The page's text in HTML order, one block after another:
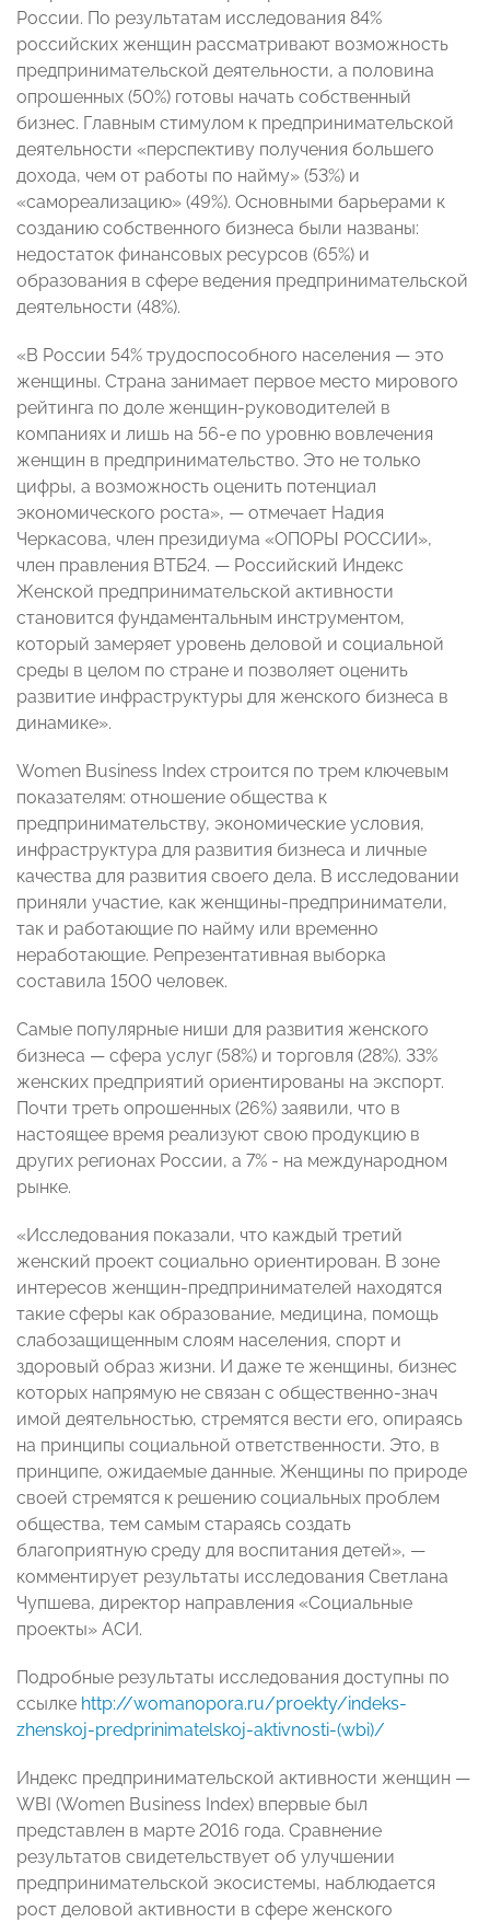
России. По результатам исследования 84%
российских женщин рассматривают возможность
предпринимательской деятельности, а половина
опрошенных (50%) готовы начать собственный
бизнес. Главным стимулом к предпринимательской
деятельности «перспективу получения большего
дохода, чем от работы по найму» (53%) и
«самореализацию» (49%). Основными барьерами к
созданию собственного бизнеса были названы:
недостаток финансовых ресурсов (65%) и
образования в сфере ведения предпринимательской
деятельности (48%).
«В России 54% трудоспособного населения — это
женщины. Страна занимает первое место мирового
рейтинга по доле женщин-руководителей в
компаниях и лишь на 56-е по уровню вовлечения
женщин в предпринимательство. Это не только
цифры, а возможность оценить потенциал
экономического роста», — отмечает Надия
Черкасова, член президиума «ОПОРЫ РОССИИ»,
член правления ВТБ24. — Российский Индекс
Женской предпринимательской активности
становится фундаментальным инструментом,
который замеряет уровень деловой и социальной
среды в целом по стране и позволяет оценить
развитие инфраструктуры для женского бизнеса в
динамике».
Women Business Index строится по трем ключевым
показателям: отношение общества к
предпринимательству, экономические условия,
инфраструктура для развития бизнеса и личные
качества для развития своего дела. В исследовании
приняли участие, как женщины-предприниматели,
так и работающие по найму или временно
неработающие. Репрезентативная выборка
составила 1500 человек.
Самые популярные ниши для развития женского
бизнеса — сфера услуг (58%) и торговля (28%). 33%
женских предприятий ориентированы на экспорт.
Почти треть опрошенных (26%) заявили, что в
настоящее время реализуют свою продукцию в
других регионах России, а 7% - на международном
рынке.
«Исследования показали, что каждый третий
женский проект социально ориентирован. В зоне
интересов женщин-предпринимателей находятся
такие сферы как образование, медицина, помощь
слабозащищенным слоям населения, спорт и
здоровый образ жизни. И даже те женщины, бизнес
которых напрямую не связан с общественно-знач
имой деятельностью, стремятся вести его, опираясь
на принципы социальной ответственности. Это, в
принципе, ожидаемые данные. Женщины по природе
своей стремятся к решению социальных проблем
общества, тем самым стараясь создать
благоприятную среду для воспитания детей», —
комментирует результаты исследования Светлана
Чупшева, директор направления «Социальные
проекты» АСИ.
Подробные результаты исследования доступны по
ссылке http://womanopora.ru/proekty/indeks-
zhenskoj-predprinimatelskoj-aktivnosti-(wbi)/
Индекс предпринимательской активности женщин —
WBI (Women Business Index) впервые был
представлен в марте 2016 года. Сравнение
результатов свидетельствует об улучшении
предпринимательской экосистемы, наблюдается
рост деловой активности в сфере женского